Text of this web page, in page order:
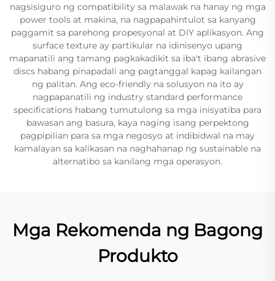
nagsisiguro ng compatibility sa malawak na hanay ng mga
power tools at makina, na nagpapahintulot sa kanyang
paggamit sa parehong propesyonal at DIY aplikasyon. Ang
surface texture ay partikular na idinisenyo upang
mapanatili ang tamang pagkakadikit sa iba't ibang abrasive
discs habang pinapadali ang pagtanggal kapag kailangan
ng palitan. Ang eco-friendly na solusyon na ito ay
nagpapanatili ng industry standard performance
specifications habang tumutulong sa mga inisyatiba para
bawasan ang basura, kaya naging isang perpektong
pagpipilian para sa mga negosyo at indibidwal na may
kamalayan sa kalikasan na naghahanap ng sustainable na
alternatibo sa kanilang mga operasyon.
Mga Rekomenda ng Bagong
Produkto